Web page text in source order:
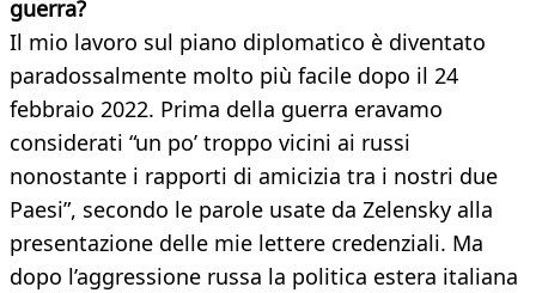
guerra?
Il mio lavoro sul piano diplomatico è diventato
paradossalmente molto più facile dopo il 24
febbraio 2022. Prima della guerra eravamo
considerati “un po’ troppo vicini ai russi
nonostante i rapporti di amicizia tra i nostri due
Paesi”, secondo le parole usate da Zelensky alla
presentazione delle mie lettere credenziali. Ma
dopo l’aggressione russa la politica estera italiana